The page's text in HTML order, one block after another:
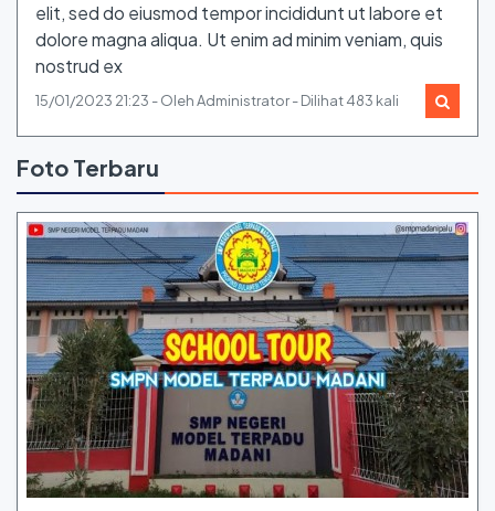
elit, sed do eiusmod tempor incididunt ut labore et
dolore magna aliqua. Ut enim ad minim veniam, quis
nostrud ex
15/01/2023 21:23 - Oleh Administrator - Dilihat 483 kali
Foto Terbaru